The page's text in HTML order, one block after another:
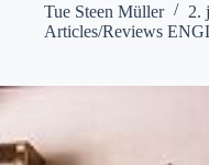
Tue Steen Müller
2.
Articles/Reviews